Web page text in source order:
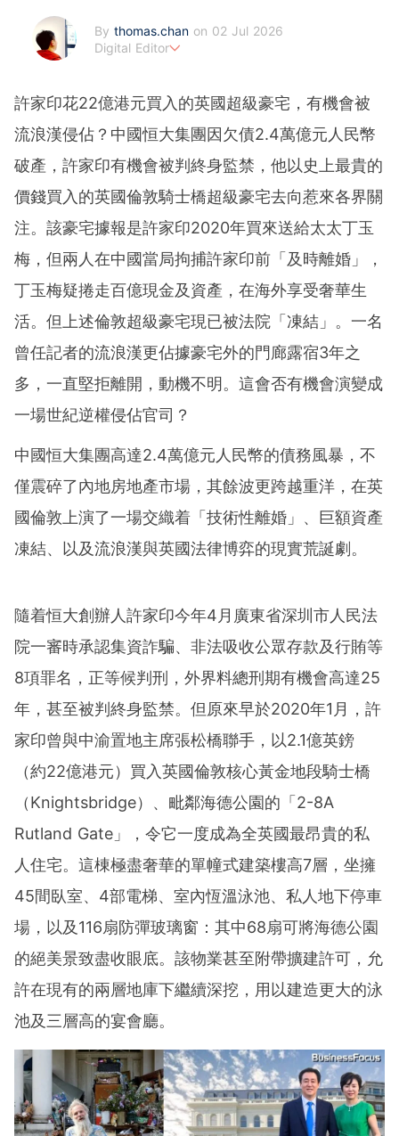
By thomas.chan on 02 Jul 2026
Digital Editor
用都有濃厚興趣。期望藉著多年以來的工作經驗，為BF這嶄
新的財經新聞頻道上出一分力。
許家印花22億港元買入的英國超級豪宅，有機會被
流浪漢侵佔？中國恒大集團因欠債2.4萬億元人民幣
破產，許家印有機會被判終身監禁，他以史上最貴的
價錢買入的英國倫敦騎士橋超級豪宅去向惹來各界關
注。該豪宅據報是許家印2020年買來送給太太丁玉
梅，但兩人在中國當局拘捕許家印前「及時離婚」，
丁玉梅疑捲走百億現金及資產，在海外享受奢華生
活。但上述倫敦超級豪宅現已被法院「凍結」。一名
曾任記者的流浪漢更佔據豪宅外的門廊露宿3年之
多，一直堅拒離開，動機不明。這會否有機會演變成
一場世紀逆權侵佔官司？
中國恒大集團高達2.4萬億元人民幣的債務風暴，不
僅震碎了內地房地產市場，其餘波更跨越重洋，在英
國倫敦上演了一場交織着「技術性離婚」、巨額資產
凍結、以及流浪漢與英國法律博弈的現實荒誕劇。
隨着恒大創辦人許家印今年4月廣東省深圳市人民法
院一審時承認集資詐騙、非法吸收公眾存款及行賄等
8項罪名，正等候判刑，外界料總刑期有機會高達25
年，甚至被判終身監禁。但原來早於2020年1月，許
家印曾與中渝置地主席張松橋聯手，以2.1億英鎊
（約22億港元）買入英國倫敦核心黃金地段騎士橋
（Knightsbridge）、毗鄰海德公園的「2-8A
Rutland Gate」，令它一度成為全英國最昂貴的私
人住宅。這棟極盡奢華的單幢式建築樓高7層，坐擁
45間臥室、4部電梯、室內恆溫泳池、私人地下停車
場，以及116扇防彈玻璃窗：其中68扇可將海德公園
的絕美景致盡收眼底。該物業甚至附帶擴建許可，允
許在現有的兩層地庫下繼續深挖，用以建造更大的泳
池及三層高的宴會廳。